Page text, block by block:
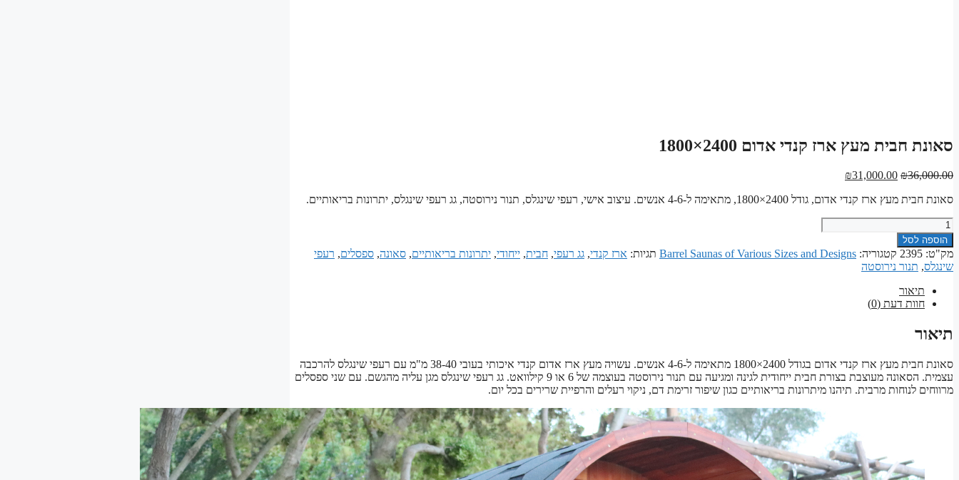
סאונת חבית מעץ ארז קנדי אדום 2400×1800
₪36,000.00
המחיר
היה:
₪31,000.00
הוא:
סאונת חבית מעץ ארז קנדי אדום, גודל 2400×1800, מתאימה ל-4-6 אנשים. עיצוב אישי, רעפי שינגלס, תנור נירוסטה, גג רעפי שינגלס, יתרונות בריאותיים.
כמות
של
סאונת
חבית
מעץ
קנדי
הוספה לסל
מק"ט: 2395 קטגוריה: Barrel Saunas of Various Sizes and Designs תגיות: ארז קנדי, גג רעפי, חבית, ייחודי, יתרונות בריאותיים, סאונה, ספסלים, רעפי
שינגלס, תנור נירוסטה
תיאור
חוות דעת (0)
תיאור
סאונת חבית מעץ ארז קנדי אדום בגודל 2400×1800 מתאימה ל-4-6 אנשים. עשויה מעץ ארז אדום קנדי איכותי בעובי 38-40 מ"מ עם רעפי שינגלס להרכבה
עצמית. הסאונה מעוצבת בצורת חבית ייחודית לגינה ומגיעה עם תנור נירוסטה בעוצמה של 6 או 9 קילוואט. גג רעפי שינגלס מגן עליה מהגשם. עם שני ספסלים
מרווחים לנוחות מרבית. תיהנו מיתרונות בריאותיים כגון שיפור זרימת דם, ניקוי רעלים והרפיית שרירים בכל יום.